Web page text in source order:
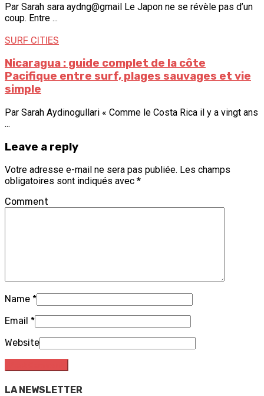
Par Sarah sara aydng@gmail Le Japon ne se révèle pas d’un
coup. Entre ...
SURF CITIES
Nicaragua : guide complet de la côte
Pacifique entre surf, plages sauvages et vie
simple
Par Sarah Aydinogullari « Comme le Costa Rica il y a vingt ans
...
Leave a reply
Votre adresse e-mail ne sera pas publiée. Les champs
obligatoires sont indiqués avec *
Comment
Name *
Email *
Website
LA NEWSLETTER